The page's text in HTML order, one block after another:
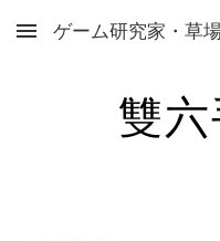
Skip to main content
雙